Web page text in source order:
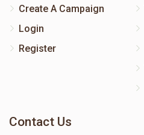
Create A Campaign
Login
Register
Contact Us